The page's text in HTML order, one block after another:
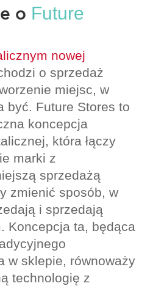
o Future
nowej
o sprzedaż
miejsc, w
być. Future Stores to
koncepcja
która łączy
marki z
sprzedażą
zmienić sposób, w
i sprzedają
Koncepcja ta, będąca
w sklepie, równoważy
technologię z